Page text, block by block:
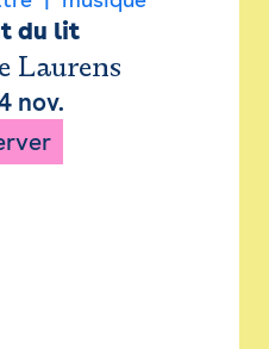
du lit
Laurens
nov.